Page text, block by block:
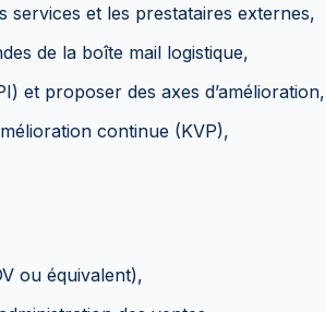
services et les prestataires externes,
de la boîte mail logistique,
et proposer des axes d’amélioration,
continue (KVP),
ou équivalent),